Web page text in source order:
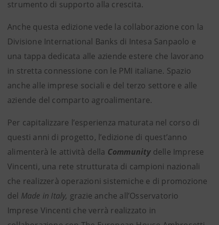
strumento di supporto alla crescita.
Anche questa edizione vede la collaborazione con la
Divisione International Banks di Intesa Sanpaolo e
una tappa dedicata alle aziende estere che lavorano
in stretta connessione con le PMI italiane. Spazio
anche alle imprese sociali e del terzo settore e alle
aziende del comparto agroalimentare.
Per capitalizzare l’esperienza maturata nel corso di
questi anni di progetto, l’edizione di quest’anno
alimenterà le attività della Community delle Imprese
Vincenti, una rete strutturata di campioni nazionali
che realizzerà operazioni sistemiche e di promozione
del Made in Italy, grazie anche all’Osservatorio
Imprese Vincenti che verrà realizzato in